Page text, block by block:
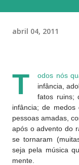
abril 04, 2011
T
odos nós
infância,
fatos ruins;
infância; de
pessoas amadas,
após o advento do
se tornaram
seja pela música
mente.